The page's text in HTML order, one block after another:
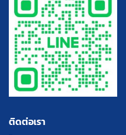
ติดต่อเรา